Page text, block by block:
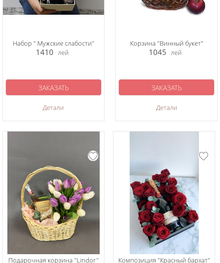
Набор " Мужские слабости"
1410 лей
Детали
ЗАКАЗАТЬ
Корзина "Винный букет"
1045 лей
Детали
ЗАКАЗАТЬ
Подарочная корзина "Lindor" Композиция "Красный бархат"